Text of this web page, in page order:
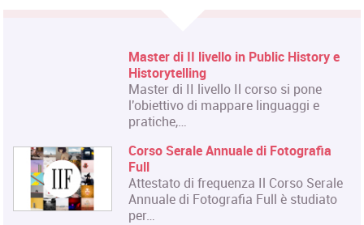
Master di II livello in Public History e
Historytelling
Master di II livello Il corso si pone
l'obiettivo di mappare linguaggi e
pratiche,…
Corso Serale Annuale di Fotografia
Full
Attestato di frequenza Il Corso Serale
Annuale di Fotografia Full è studiato
per…